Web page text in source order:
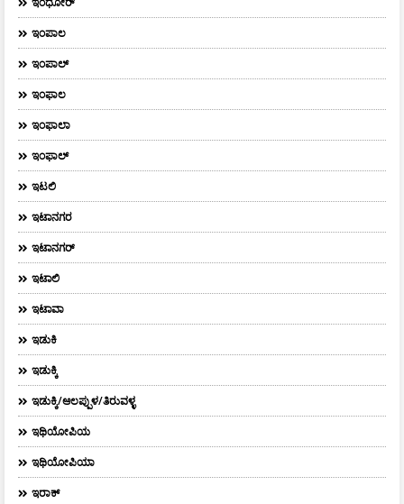
ಇಂಪಾಲ
ಇಂಪಾಲ್‌
ಇಂಫಾಲ
ಇಂಫಾಲಾ
ಇಂಫಾಲ್
ಇಟಲಿ
ಇಟಾನಗರ
ಇಟಾನಗರ್‌
ಇಟಾಲಿ
ಇಟಾವಾ
ಇಡುಕಿ
ಇಡುಕ್ಕಿ
ಇಡುಕ್ಕಿ/ಆಲಪ್ಪುಳ/ತಿರುವಳ್ಳ
ಇಥಿಯೋಪಿಯ
ಇಥಿಯೋಪಿಯಾ
ಇರಾಕ್‌